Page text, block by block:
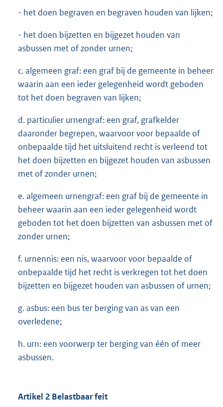
- het doen begraven en begraven houden van lijken;
- het doen bijzetten en bijgezet houden van
asbussen met of zonder urnen;
c. algemeen graf: een graf bij de gemeente in beheer
waarin aan een ieder gelegenheid wordt geboden
tot het doen begraven van lijken;
d. particulier urnengraf: een graf, grafkelder
daaronder begrepen, waarvoor voor bepaalde of
onbepaalde tijd het uitsluitend recht is verleend tot
het doen bijzetten en bijgezet houden van asbussen
met of zonder urnen;
e. algemeen urnengraf: een graf bij de gemeente in
beheer waarin aan een ieder gelegenheid wordt
geboden tot het doen bijzetten van asbussen met of
zonder urnen;
f. urnennis: een nis, waarvoor voor bepaalde of
onbepaalde tijd het recht is verkregen tot het doen
bijzetten en bijgezet houden van asbussen of urnen;
g. asbus: een bus ter berging van as van een
overledene;
h. urn: een voorwerp ter berging van één of meer
asbussen.
Artikel 2 Belastbaar feit